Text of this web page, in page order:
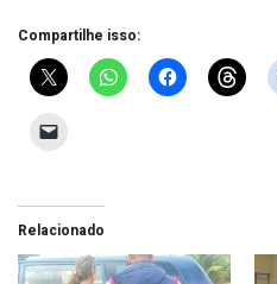
Compartilhe isso:
Relacionado